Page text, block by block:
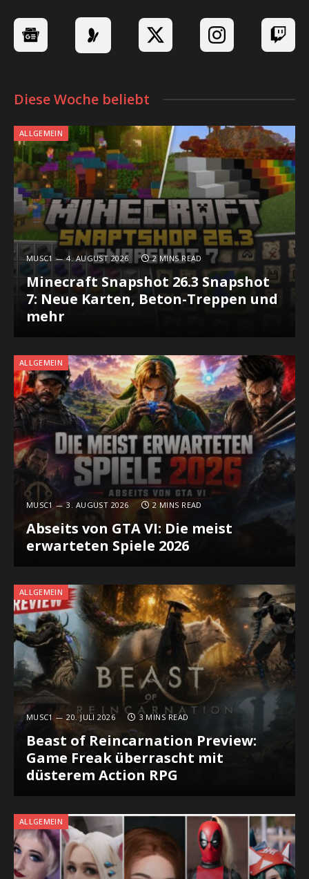
Diese Woche beliebt
ALLGEMEIN
MUSC1 4. AUGUST 2026 2 MINS READ
Minecraft Snapshot 26.3 Snapshot
7: Neue Karten, Beton-Treppen und
mehr
ALLGEMEIN
MUSC1 3. AUGUST 2026 2 MINS READ
Abseits von GTA VI: Die meist
erwarteten Spiele 2026
ALLGEMEIN
MUSC1 20. JULI 2026 3 MINS READ
Beast of Reincarnation Preview:
Game Freak überrascht mit
düsterem Action RPG
ALLGEMEIN